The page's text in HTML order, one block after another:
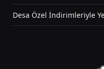
Desa Özel İndirimleriyle